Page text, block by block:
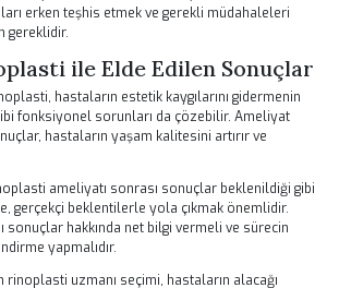
Sonrası Bakım
bakım, başarılı bir sonuç elde etmek için
sonrası dikkat edilmesi gereken ilk şey,
Bu, iyileşme sürecini hızlandırır ve
korumaları ve darbelere karşı dikkatli
İlk haftalarda burun bölgesine yoğun baskı
Bu süreçte, hastaların fiziksel